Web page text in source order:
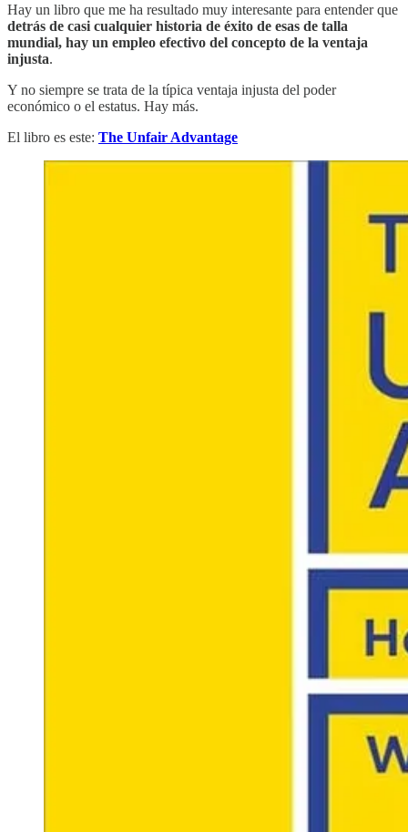
Hay un libro que me ha resultado muy interesante para entender que
detrás de casi cualquier historia de éxito de esas de talla
mundial, hay un empleo efectivo del concepto de la ventaja
injusta.
Y no siempre se trata de la típica ventaja injusta del poder
económico o el estatus. Hay más.
El libro es este: The Unfair Advantage